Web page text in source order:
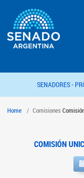
SENADORES -
Home Comisiones
COMISIÓN